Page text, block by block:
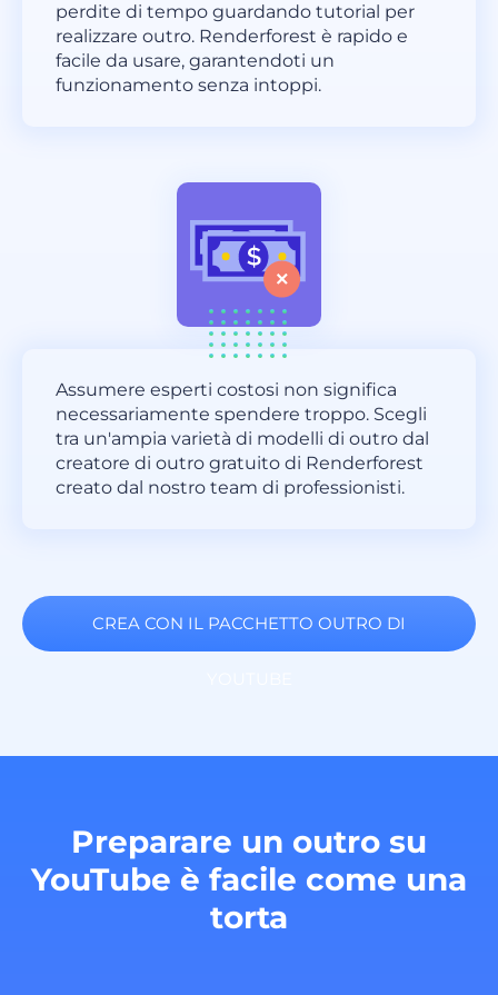
perdite di tempo guardando tutorial per
realizzare outro. Renderforest è rapido e
facile da usare, garantendoti un
funzionamento senza intoppi.
Assumere esperti costosi non significa
necessariamente spendere troppo. Scegli
tra un'ampia varietà di modelli di outro dal
creatore di outro gratuito di Renderforest
creato dal nostro team di professionisti.
CREA CON IL PACCHETTO OUTRO DI
Preparare un outro su
YouTube è facile come una
torta